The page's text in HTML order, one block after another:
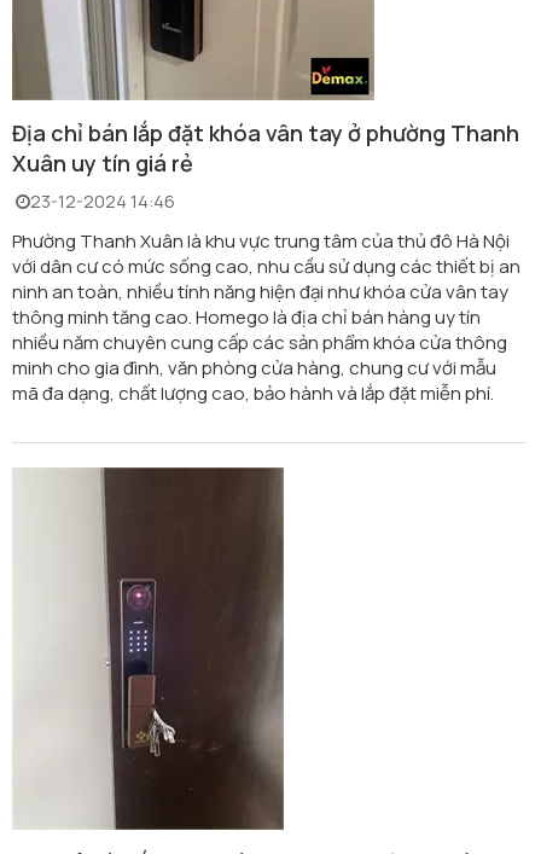
Địa chỉ bán lắp đặt khóa vân tay ở phường Thanh
Xuân uy tín giá rẻ
23-12-2024 14:46
Phường Thanh Xuân là khu vực trung tâm của thủ đô Hà Nội
với dân cư có mức sống cao, nhu cầu sử dụng các thiết bị an
ninh an toàn, nhiều tính năng hiện đại như khóa cửa vân tay
thông minh tăng cao. Homego là địa chỉ bán hàng uy tín
nhiều năm chuyên cung cấp các sản phẩm khóa cửa thông
minh cho gia đình, văn phòng cửa hàng, chung cư với mẫu
mã đa dạng, chất lượng cao, bảo hành và lắp đặt miễn phí.